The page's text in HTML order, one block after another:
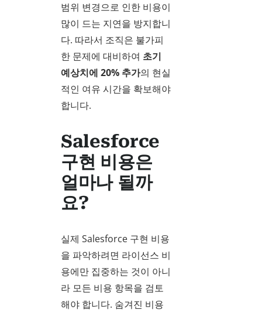
범위 변경으로 인한 비용이
많이 드는 지연을 방지합니
다. 따라서 조직은 불가피
한 문제에 대비하여 초기
예상치에 20% 추가의 현실
적인 여유 시간을 확보해야
합니다.
Salesforce
구현 비용은
얼마나 될까
요?
실제 Salesforce 구현 비용
을 파악하려면 라이선스 비
용에만 집중하는 것이 아니
라 모든 비용 항목을 검토
해야 합니다. 숨겨진 비용